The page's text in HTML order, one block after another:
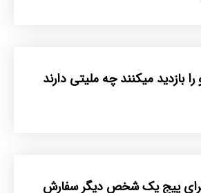
بازدید میکنند چه ملیتی دارند
برای پیج یک شخص دیگر سفارش